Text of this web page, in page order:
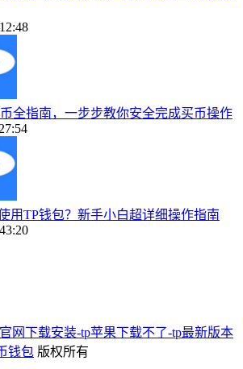
全指南，一步步教你安全完成买币操作
用TP钱包？新手小白超详细操作指南
网下载安装-tp苹果下载不了-tp最新版本
钱包 版权所有